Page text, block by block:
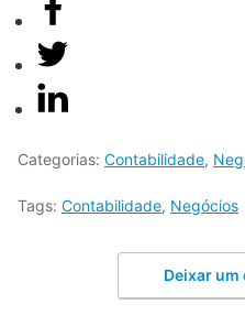
Categorias: Contabilidade,
Tags: Contabilidade, Negócios
Deixar